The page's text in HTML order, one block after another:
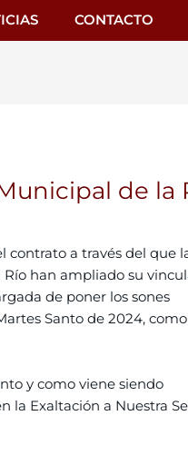
CONTACTO
de la
contrato a través del que
han ampliado su
de poner los sones
Santo de 2024,
y como viene siendo
la Exaltación a Nuestra